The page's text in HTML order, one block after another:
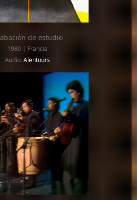
de estudio
1980 | Francia
Audio:Alentours